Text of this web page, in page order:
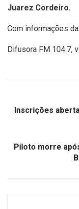
Juarez Cordeiro.
Com informações
Difusora FM 104.7,
Inscrições
Piloto morre